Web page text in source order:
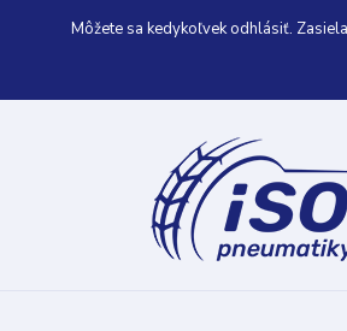
Môžete sa kedykoľvek odhlásiť.